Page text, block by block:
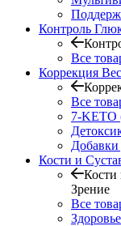
Контроль
Все
Коррекция
Все
7-
Добавки
Кости и
Зрение
Все